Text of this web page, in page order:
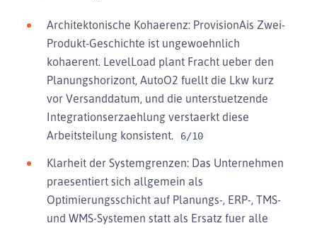
Architektonische Kohaerenz: ProvisionAis Zwei-
Produkt-Geschichte ist ungewoehnlich
kohaerent. LevelLoad plant Fracht ueber den
Planungshorizont, AutoO2 fuellt die Lkw kurz
vor Versanddatum, und die unterstuetzende
Integrationserzaehlung verstaerkt diese
Arbeitsteilung konsistent.
6/10
Klarheit der Systemgrenzen: Das Unternehmen
praesentiert sich allgemein als
Optimierungsschicht auf Planungs-, ERP-, TMS-
und WMS-Systemen statt als Ersatz fuer alle